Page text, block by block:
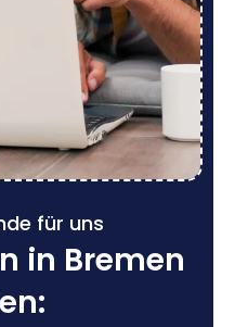
für uns
in Bremen